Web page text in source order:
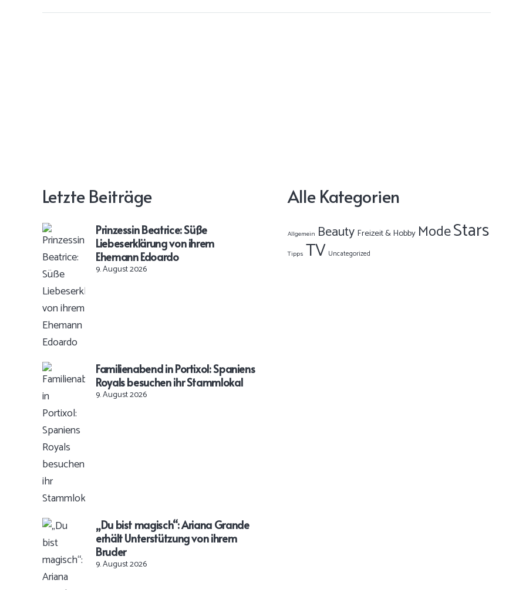
Letzte Beiträge
Prinzessin Beatrice: Süße
Liebeserklärung von ihrem
Ehemann Edoardo
9. August 2026
Familienabend in Portixol: Spaniens
Royals besuchen ihr Stammlokal
9. August 2026
„Du bist magisch“: Ariana Grande
erhält Unterstützung von ihrem
Bruder
9. August 2026
Alle Kategorien
Allgemein Beauty Freizeit & Hobby ModeStars
Tipps TV Uncategorized